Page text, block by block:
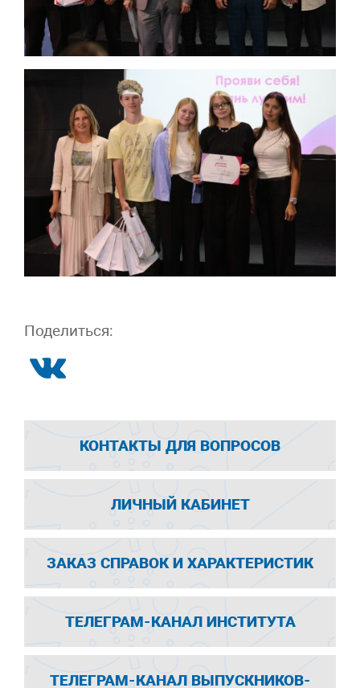
Поделиться:
КОНТАКТЫ ДЛЯ ВОПРОСОВ
ЛИЧНЫЙ КАБИНЕТ
ЗАКАЗ СПРАВОК И ХАРАКТЕРИСТИК
ТЕЛЕГРАМ-КАНАЛ ИНСТИТУТА
ТЕЛЕГРАМ-КАНАЛ ВЫПУСКНИКОВ-